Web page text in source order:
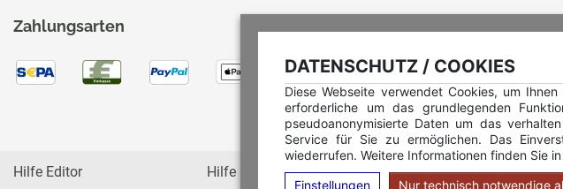
DATENSCHUTZ / COOKIES
Diese Webseite verwendet Cookies, um
erforderliche um das grundlegenden
pseudoanonymisierte Daten um das
Service für Sie zu ermöglichen. Das
wiederrufen. Weitere Informationen finden Sie
Einstellungen
Nur technisch notwendige
Zahlungsarten
Hilfe Editor Hilfe Multicolorstempel Hilfe Rundstempel